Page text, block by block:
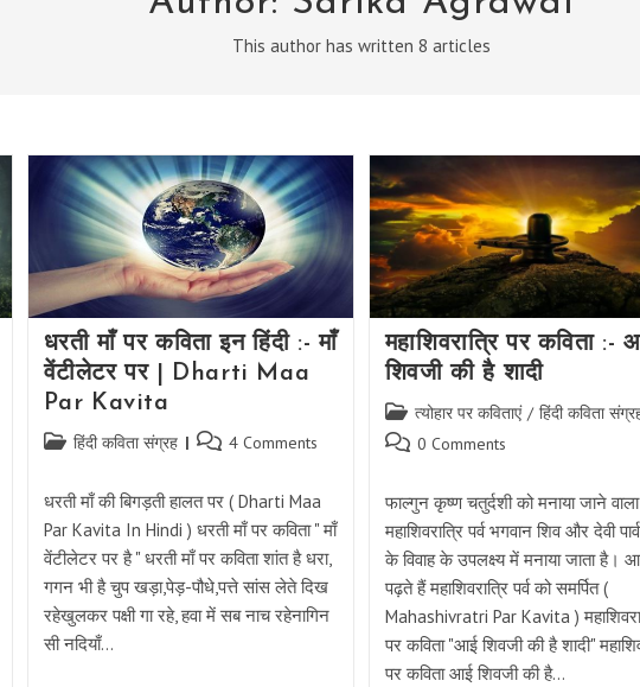
This author has written 8 articles
धरती माँ पर कविता इन हिंदी :- माँ
वेंटीलेटर पर | Dharti Maa
Par Kavita
Post हिंदी कविता संग्रह
Post 4 Comments
धरती माँ की बिगड़ती हालत पर ( Dharti Maa
Par Kavita In Hindi ) धरती माँ पर कविता " माँ
वेंटीलेटर पर है " धरती माँ पर कविता शांत है धरा,
गगन भी है चुप खड़ा,पेड़-पौधे,पत्ते सांस लेते दिख
रहेखुलकर पक्षी गा रहे, हवा में सब नाच रहेनागिन
सी नदियाँ…
महाशिवरात्रि पर कविता :-
शिवजी की है शादी
Post
category:
त्योहार पर कविताएं / हिंदी कविता
Post 0 Comments
फाल्गुन कृष्ण चतुर्दशी को मनाया जाने वाला
महाशिवरात्रि पर्व भगवान शिव और देवी
के विवाह के उपलक्ष्य में मनाया जाता है।
पढ़ते हैं महाशिवरात्रि पर्व को समर्पित (
Mahashivratri Par Kavita )
पर कविता "आई शिवजी की है शादी"
पर कविता आई शिवजी की है…